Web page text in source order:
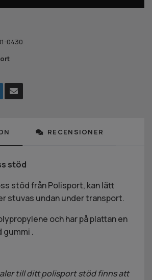
0430
RECENSIONER
stöd
stöd från Polisport, kan lätt
stuvas undan under transport.
och har på plattan en
gummi .
till ditt polisport stöd finns att